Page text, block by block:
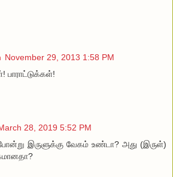
November 29, 2013 1:58 PM
28, 2019 5:52 PM
இருளுக்கு வேகம் உண்டா? அது (இருள்)